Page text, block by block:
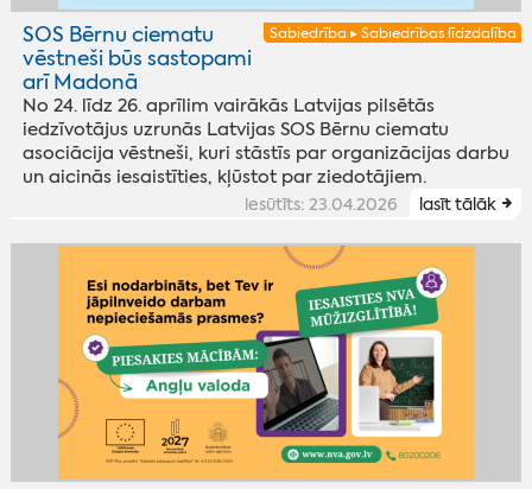
Sabiedrība ▸ Sabiedrības līdzdalība
SOS Bērnu ciematu
vēstneši būs sastopami
arī Madonā
No 24. līdz 26. aprīlim vairākās Latvijas pilsētās
iedzīvotājus uzrunās Latvijas SOS Bērnu ciematu
asociācija vēstneši, kuri stāstīs par organizācijas darbu
un aicinās iesaistīties, kļūstot par ziedotājiem.
iesūtīts: 23.04.2026 lasīt tālāk